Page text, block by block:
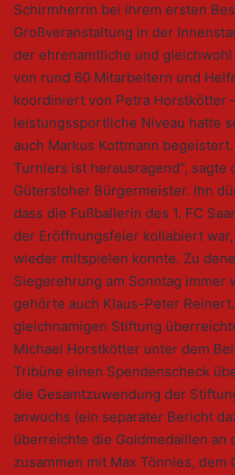
Schirmherrin bei ihrem ersten
Großveranstaltung in der
der ehrenamtliche und
von rund 60 Mitarbeitern und
koordiniert von Petra Horstkötter
leistungssportliche Niveau hatte
auch Markus Kottmann
Turniers ist herausragend“,
Gütersloher Bürgermeister. Ihn
dass die Fußballerin des 1. FC
der Eröffnungsfeier kollabiert war,
wieder mitspielen konnte. Zu
Siegerehrung am Sonntag immer
gehörte auch Klaus-Peter
gleichnamigen Stiftung
Michael Horstkötter unter dem
Tribüne einen Spendenscheck
die Gesamtzuwendung der
anwuchs (ein separater Bericht
überreichte die Goldmedaillen an
zusammen mit Max Tönnies, dem